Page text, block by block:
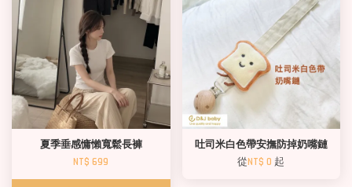
夏季垂感慵懶寬鬆長褲
NT$ 699
吐司米白色帶安撫防掉奶嘴鏈
從NT$ 0起